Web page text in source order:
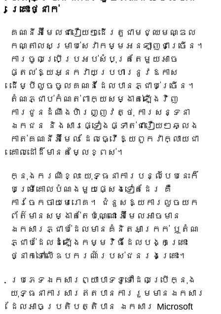
គ្រោះថ្នាក់
គណនីអ៊ីមែលជារឿយៗដើរតួជាមជ្ឈមណ្ឌល
កណ្តាលសម្រាប់សេវាកម្មអនឡាញជាច្រើន។
ការចូលប្រើប្រអប់សំបុត្រតែមួយអាច
ផ្តល់ឱ្យអ្នកវាយប្រហារនូវឱកាស
ដើម្បីលួចចូលគណនីដែលបានភ្ជាប់ច្រើន។
តំណភ្ជាប់កំណត់ពាក្យសម្ងាត់ឡើងវិញ
ការជូនដំណឹងហិរញ្ញវត្ថុ ការសន្ទនា
ឯកជន និងសារផ្ទៀងផ្ទាត់ជារឿយៗឆ្លង
កាត់គណនីអ៊ីមែល ដែលធ្វើឱ្យពួកវាក្លាយជា
គោលដៅដ៏មានតម្លៃខ្ពស់។
ក្នុងករណីខ្លះ យុទ្ធនាការបន្លំបែបនេះក៏
បម្រើគោលបំណងមួយផ្សេងទៀតដែរ គឺ
ការចែកចាយមេរោគ។ ជំនួសឱ្យការលួចយក
ព័ត៌មានសម្ងាត់តែប៉ុណ្ណោះ អ៊ីមែលអាចមាន
ឯកសារភ្ជាប់ដែលមានគំនិតអាក្រក់ ឬតំណ
ភ្ជាប់ដែលដំឡើងកម្មវិធីដែលបង្កគ្រោះ
ថ្នាក់ទៅលើឧបករណ៍របស់ជនរងគ្រោះ។
ប្រភេទឯកសារព្យាបាទទូទៅដែលប្រើក្នុង
យុទ្ធនាការសារឥតបានការរួមមានឯកសារ
ដែលអាចប្រតិបត្តិបាន ឯកសារ Microsoft